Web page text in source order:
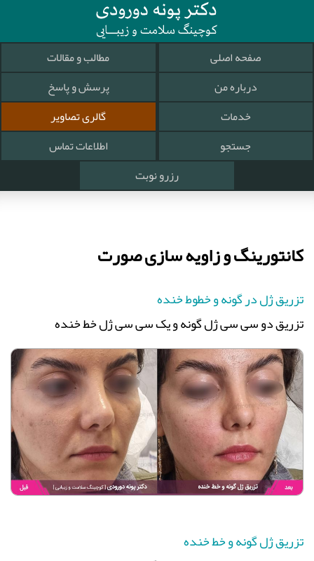
صفحه اصلی
مطالب و مقالات
درباره من
پرسش و پاسخ
خدمات
گالری تصاویر
جستجو
اطلاعات تماس
رزرو نوبت
کانتورینگ و زاویه سازی صورت
تزریق ژل در گونه و خطوط خنده
تزریق دو سی سی ژل گونه و یک سی سی ژل خط خنده
تزریق ژل گونه و خط خنده